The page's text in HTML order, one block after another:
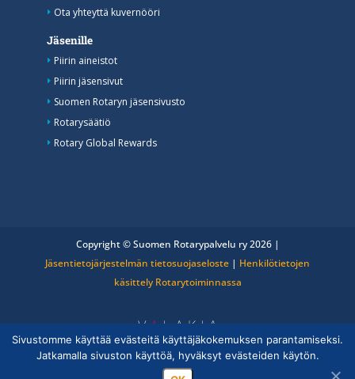
Ota yhteyttä kuvernööri
Jäsenille
Piirin aineistot
Piirin jäsensivut
Suomen Rotaryn jäsensivusto
Rotarysäätiö
Rotary Global Rewards
Copyright © Suomen Rotarypalvelu ry 2026 |
Jäsentietojärjestelmän tietosuojaseloste | Henkilötietojen
käsittely Rotarytoiminnassa
Sivustomme käyttää evästeitä käyttäjäkokemuksen parantamiseksi.
Jatkamalla sivuston käyttöä, hyväksyt evästeiden käytön.